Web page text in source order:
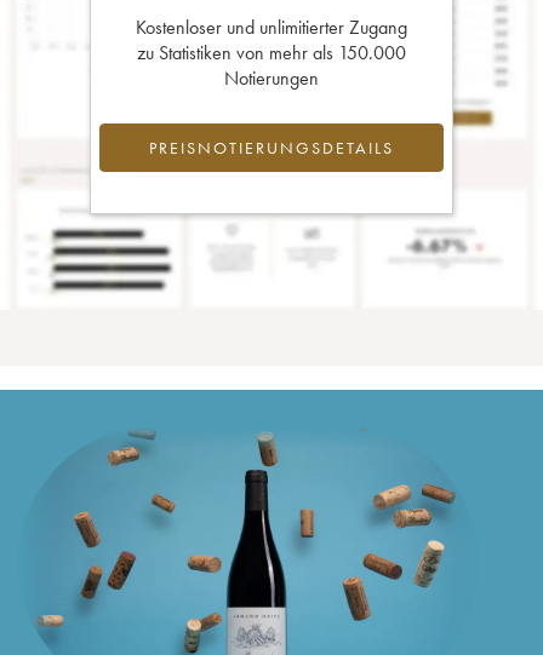
Kostenloser und unlimitierter Zugang
zu Statistiken von mehr als 150.000
Notierungen
PREISNOTIERUNGSDETAILS